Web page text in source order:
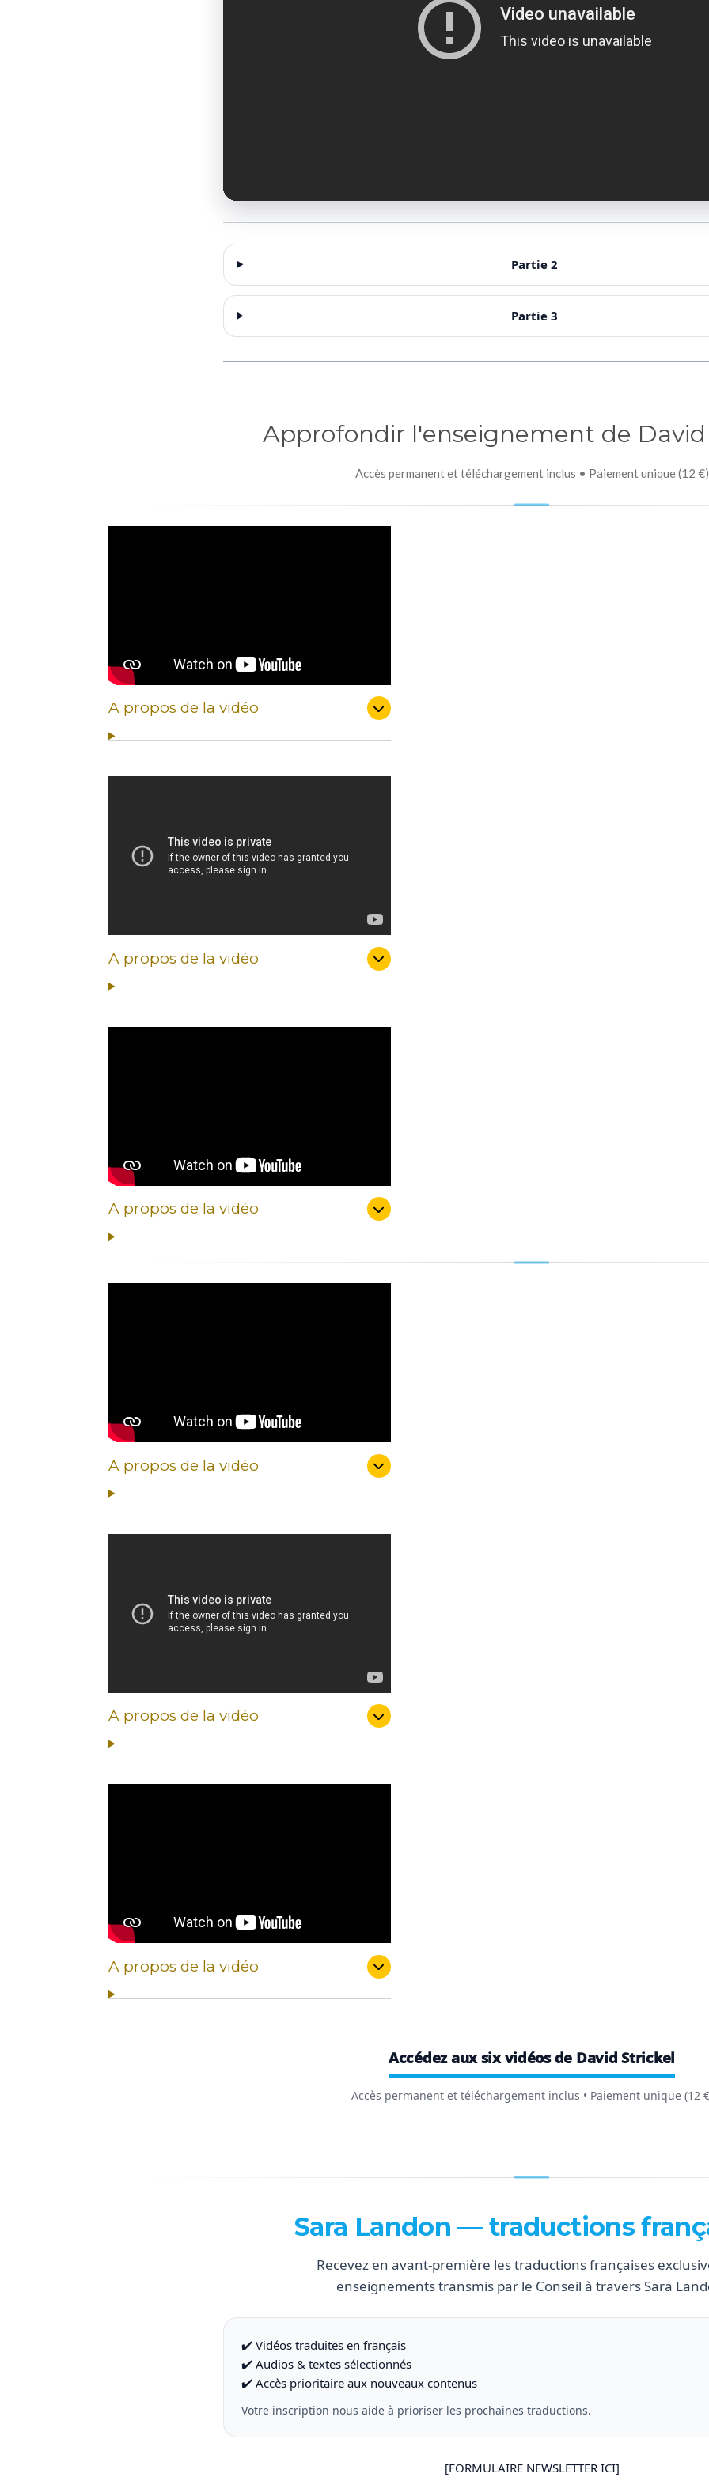
Partie 2
Partie 3
Approfondir l'enseignement de
Accès permanent et téléchargement inclus • Paiement unique (12 €)
A propos de la vidéo
A propos de la vidéo
A propos de la vidéo
A propos de la vidéo
A propos de la vidéo
A propos de la vidéo
Accédez aux six vidéos de David Strickel
Accès permanent et téléchargement inclus • Paiement unique (12
Sara Landon — traductions
Recevez en avant-première les traductions françaises
enseignements transmis par le Conseil à travers Sara
✔️ Vidéos traduites en français
✔️ Audios & textes sélectionnés
✔️ Accès prioritaire aux nouveaux contenus
Votre inscription nous aide à prioriser les prochaines traductions.
[FORMULAIRE NEWSLETTER ICI]